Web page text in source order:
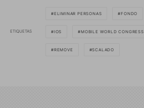
ETIQUETAS
ELIMINAR PERSONAS FONDO
IOS MOBILE WORLD CONGRESS
REMOVE SCALADO